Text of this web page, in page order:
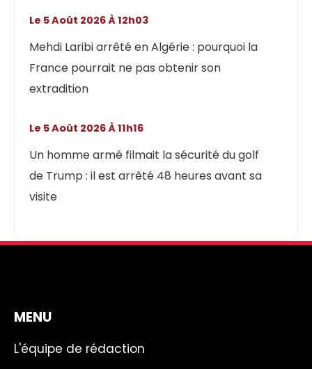
Mehdi Laribi arrêté en Algérie : pourquoi la
France pourrait ne pas obtenir son
extradition
Le 5 Août 2026 À 12h03
Un homme armé filmait la sécurité du golf
de Trump : il est arrêté 48 heures avant sa
visite
Le 5 Août 2026 À 11h16
MENU
L'équipe de rédaction